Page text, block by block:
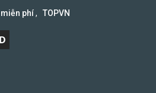
miễn phí, TOPVN